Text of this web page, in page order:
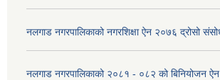
नलगाड नगरपालिकाको नगरशिक्षा ऐन २०७६ द्रोसो
नलगाड नगरपालिकाको २०८१ - ०८२ को बिनियोजन ऐन